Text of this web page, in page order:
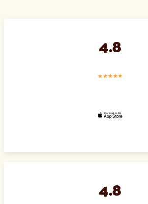
4.8
4.8